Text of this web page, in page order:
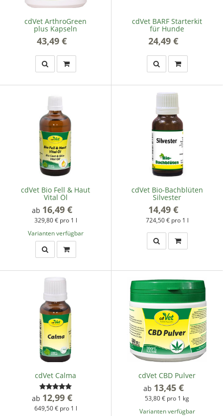
cdVet ArthroGreen
plus Kapseln
43,49 €
cdVet BARF Starterkit
für Hunde
24,49 €
cdVet Bio Fell & Haut
Vital Öl
ab 16,49 €
329,80 € pro 1 l
Varianten verfügbar
cdVet Bio-Bachblüten
Silvester
14,49 €
724,50 € pro 1 l
cdVet Calma
ab 12,99 €
649,50 € pro 1 l
cdVet CBD Pulver
ab 13,45 €
53,80 € pro 1 kg
Varianten verfügbar